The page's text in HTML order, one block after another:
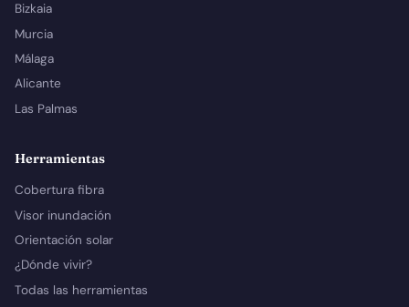
Bizkaia
Murcia
Málaga
Alicante
Las Palmas
Herramientas
Cobertura fibra
Visor inundación
Orientación solar
¿Dónde vivir?
Todas las herramientas